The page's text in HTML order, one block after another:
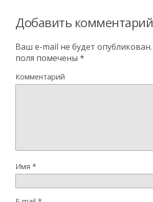
Добавить комментарий
Ваш e-mail не будет опубликован.
поля помечены *
Комментарий
Имя *